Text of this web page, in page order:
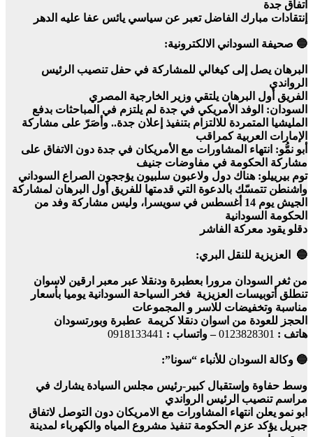
اتفاق جدة
إنتقادات مبارك الفاضل تعبر عن سياسي يائس عفا عليه الدهر
🔵 صحيفة السوداني الالكترونية:
البرهان يصل إلى كيغالي للمشاركة في حفل تنصيب الرئيس
الرواندي
الفريق أول البرهان يلتقي وزير الخارجية المصري
السودان: الوفد الأمريكي في جدة لم يلتزم في المباحثات بدفع
المليشيا المتمردة للالتزام بتنفيذ إعلان جدة.. وأصَرّ على مشاركة
الإمارات العربية كمراقب
أبو نمُّو: انتهاء المشاورات مع الأمريكان في جدة دون الاتفاق على
مشاركة الحكومة في مفاوضات جنيف
توم بيرييلو: هناك دول ولاعبون سلبيون يؤججون الصراع السوداني
واشنطن تتمسّك بالدعوة التي قدمتها للفريق أول البرهان لمشاركة
الجيش يوم 14 أغسطس في سويسرا، وليس مشاركة وفد من
الحكومة السودانية
دقلو يقود معركة الفاشر
🔵 العزيزية للنقل البري:
من ثغر السودان مرورا بعطبرة ودنقلا عبر معبر ارقين لاسوان
تنطلق أتوبيسات العزيزية فخر السياحة السودانية يوميا بأسعار
مناسبة وتخفيضات للاسر و المجموعات
الحجز للعودة من اسوان دنقلا كريمة عطبرة وبورتسودان
هاتف : 0123828301– واتساب : 0918133441
🔵 وكالة السودان للأنباء “سونا”:
وسط حفاوة وإستقبال كبير-رئيس مجلس السيادة يشارك في
مراسم تنصيب الرئيس الرواندي
ابو نمو يعلن انتهاء المشاورات مع الامريكان دون التوصل لاتفاق
جبريل يؤكد عزم الحكومة تنفيذ مشروع المياه والكهرباء لمدينة